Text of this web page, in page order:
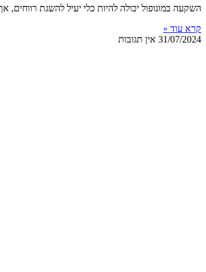
השקעה במונופול יכולה להיות כלי יעיל להשגת
קרא עוד »
31/07/2024 אין תגובות